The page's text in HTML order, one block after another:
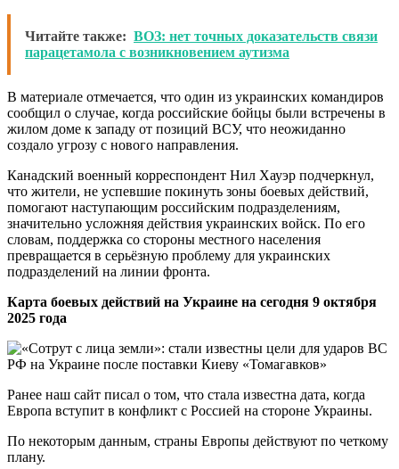
Читайте также: ВОЗ: нет точных доказательств связи
парацетамола с возникновением аутизма
В материале отмечается, что один из украинских командиров
сообщил о случае, когда российские бойцы были встречены в
жилом доме к западу от позиций ВСУ, что неожиданно
создало угрозу с нового направления.
Канадский военный корреспондент Нил Хауэр подчеркнул,
что жители, не успевшие покинуть зоны боевых действий,
помогают наступающим российским подразделениям,
значительно усложняя действия украинских войск. По его
словам, поддержка со стороны местного населения
превращается в серьёзную проблему для украинских
подразделений на линии фронта.
Карта боевых действий на Украине на сегодня 9 октября
2025 года
Ранее наш сайт писал о том, что стала известна дата, когда
Европа вступит в конфликт с Россией на стороне Украины.
По некоторым данным, страны Европы действуют по четкому
плану.